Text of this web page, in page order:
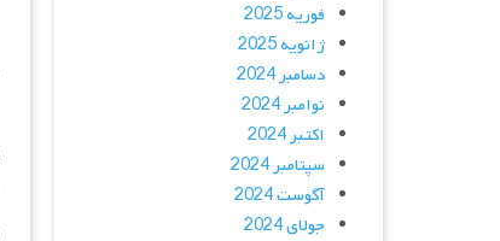
فوریه 2025
ژانویه 2025
دسامبر 2024
نوامبر 2024
اکتبر 2024
سپتامبر 2024
آگوست 2024
جولای 2024